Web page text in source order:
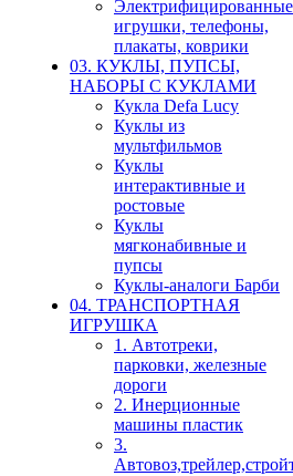
Электрифицированные
игрушки, телефоны,
плакаты, коврики
03. КУКЛЫ, ПУПСЫ,
НАБОРЫ С КУКЛАМИ
Кукла Defa Lucy
Куклы из
мультфильмов
Куклы
интерактивные и
ростовые
Куклы
мягконабивные и
пупсы
Куклы-аналоги Барби
04. ТРАНСПОРТНАЯ
ИГРУШКА
1. Автотреки,
парковки, железные
дороги
2. Инерционные
машины пластик
3.